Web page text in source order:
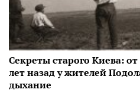
Секреты старого Киева:
лет назад у жителей
дыхание